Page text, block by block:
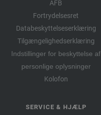
AFB
Fortrydelsesret
Databeskyttelseserklæring
Tilgængelighedserklæring
Indstillinger for beskyttelse af
personlige oplysninger
Kolofon
SERVICE & HJÆLP